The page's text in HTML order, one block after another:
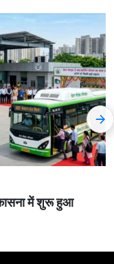
कासना में शुरू हुआ